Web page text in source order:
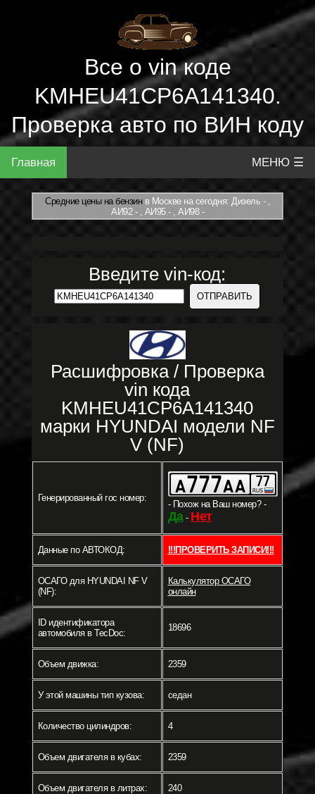
Все о vin коде
KMHEU41CP6A141340.
Проверка авто по ВИН коду
Главная МЕНЮ ☰
Средние цены на бензинв Москве на сегодня: Дизель - ,
АИ92 - , АИ95 - , АИ98 -
Введите vin-код:
Расшифровка / Проверка
vin кода
KMHEU41CP6A141340
марки HYUNDAI модели NF
V (NF)
Генерированный гос номер:
- Похож на Ваш номер? -
Да- Нет
Данные по АВТОКОД: !!!ПРОВЕРИТЬ ЗАПИСИ!!!
ОСАГО для HYUNDAI NF V
(NF):
Калькулятор ОСАГО
онлайн
ID идентификатора
автомобиля в TecDoc:
18696
Объем движка: 2359
У этой машины тип кузова: седан
Количество цилиндров: 4
Объем двигателя в кубах: 2359
Объем двигателя в литрах: 240